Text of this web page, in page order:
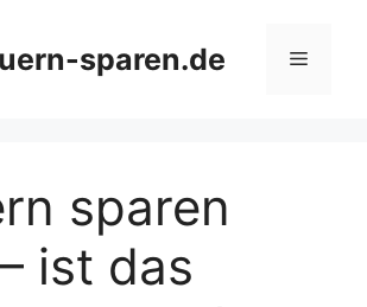
sparen.de Menü
sparen
ist das